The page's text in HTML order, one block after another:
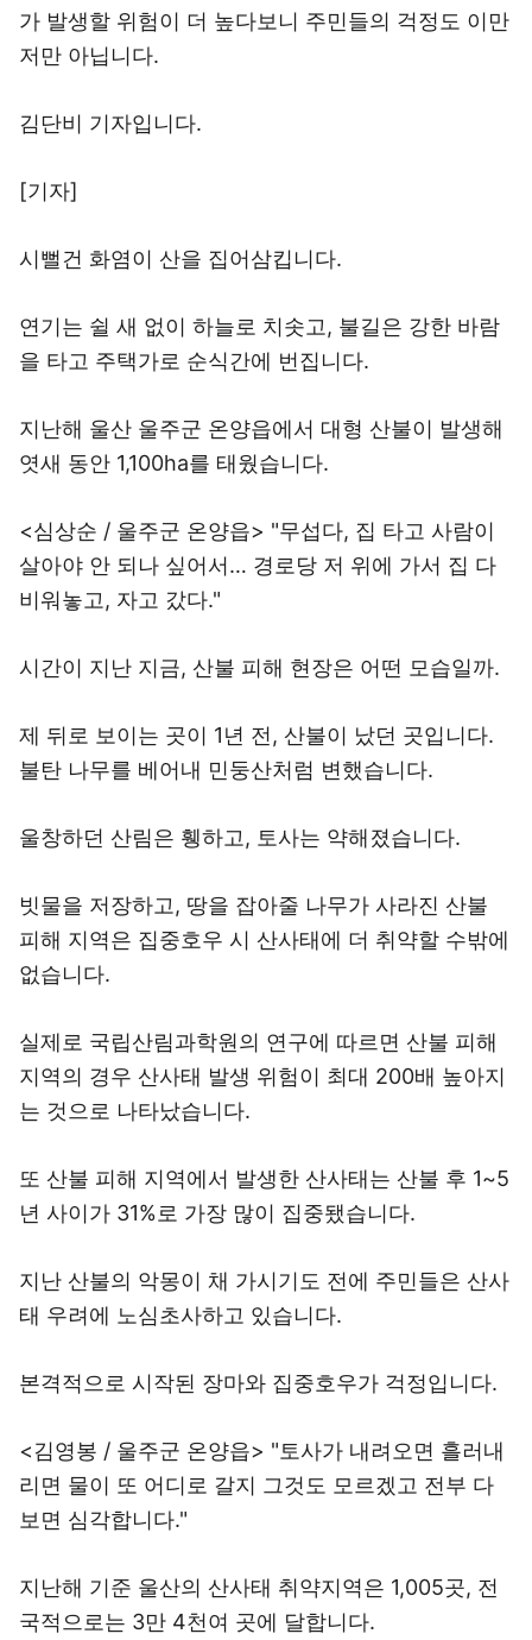
가 발생할 위험이 더 높다보니 주민들의 걱정도 이만
저만 아닙니다.
김단비 기자입니다.
[기자]
시뻘건 화염이 산을 집어삼킵니다.
연기는 쉴 새 없이 하늘로 치솟고, 불길은 강한 바람
을 타고 주택가로 순식간에 번집니다.
지난해 울산 울주군 온양읍에서 대형 산불이 발생해
엿새 동안 1,100ha를 태웠습니다.
<심상순 / 울주군 온양읍> "무섭다, 집 타고 사람이
살아야 안 되나 싶어서… 경로당 저 위에 가서 집 다
비워놓고, 자고 갔다."
시간이 지난 지금, 산불 피해 현장은 어떤 모습일까.
제 뒤로 보이는 곳이 1년 전, 산불이 났던 곳입니다.
불탄 나무를 베어내 민둥산처럼 변했습니다.
울창하던 산림은 휑하고, 토사는 약해졌습니다.
빗물을 저장하고, 땅을 잡아줄 나무가 사라진 산불
피해 지역은 집중호우 시 산사태에 더 취약할 수밖에
없습니다.
실제로 국립산림과학원의 연구에 따르면 산불 피해
지역의 경우 산사태 발생 위험이 최대 200배 높아지
는 것으로 나타났습니다.
또 산불 피해 지역에서 발생한 산사태는 산불 후 1~5
년 사이가 31%로 가장 많이 집중됐습니다.
지난 산불의 악몽이 채 가시기도 전에 주민들은 산사
태 우려에 노심초사하고 있습니다.
본격적으로 시작된 장마와 집중호우가 걱정입니다.
<김영봉 / 울주군 온양읍> "토사가 내려오면 흘러내
리면 물이 또 어디로 갈지 그것도 모르겠고 전부 다
보면 심각합니다."
지난해 기준 울산의 산사태 취약지역은 1,005곳, 전
국적으로는 3만 4천여 곳에 달합니다.